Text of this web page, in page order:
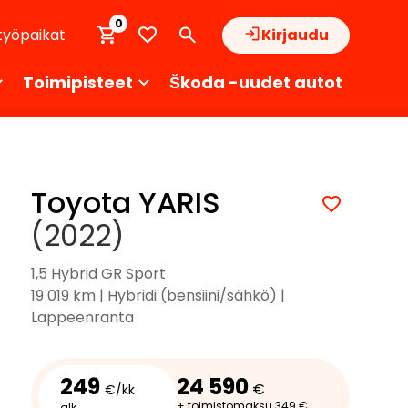
Kirjaudu
0
Toimipisteet Škoda -uudet autot
Toyota YARIS
(2022)
1,5 Hybrid GR Sport
19 019 km | Hybridi (bensiini/sähkö) |
Lappeenranta
249 €/kk 24 590 €